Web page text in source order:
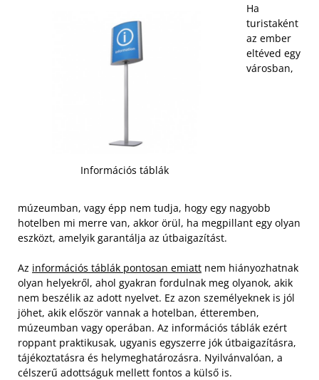
Információs táblák
Ha
turistaként
az ember
eltéved egy
városban,
múzeumban, vagy épp nem tudja, hogy egy nagyobb
hotelben mi merre van, akkor örül, ha megpillant egy olyan
eszközt, amelyik garantálja az útbaigazítást.
Az információs táblák pontosan emiatt nem hiányozhatnak
olyan helyekről, ahol gyakran fordulnak meg olyanok, akik
nem beszélik az adott nyelvet. Ez azon személyeknek is jól
jöhet, akik először vannak a hotelban, étteremben,
múzeumban vagy operában. Az információs táblák ezért
roppant praktikusak, ugyanis egyszerre jók útbaigazításra,
tájékoztatásra és helymeghatározásra. Nyilvánvalóan, a
célszerű adottságuk mellett fontos a külső is.